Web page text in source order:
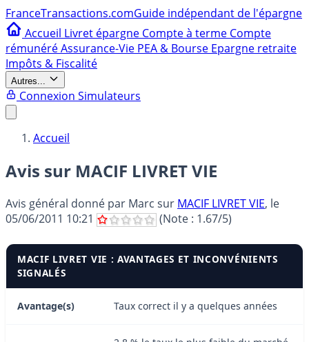
FranceTransactions.comGuide indépendant de l'épargne
Accueil Livret épargne Compte à terme Compte
rémunéréAssurance-Vie PEA & Bourse Epargne retraite
Impôts & Fiscalité
Autres...
Connexion Simulateurs
Accueil
Avis sur MACIF LIVRET VIE
Avis général donné par Marc sur MACIF LIVRET VIE, le
05/06/2011 10:21
(Note : 1.67/5)
MACIF LIVRET VIE : AVANTAGES ET INCONVÉNIENTS
SIGNALÉS
Avantage(s) Taux correct il y a quelques années